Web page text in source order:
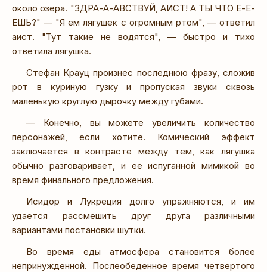
около озера. "ЗДРА-А-АВСТВУЙ, АИСТ! А ТЫ ЧТО Е-Е-
ЕШЬ?" — "Я ем лягушек с огромным ртом", — ответил
аист. "Тут такие не водятся", — быстро и тихо
ответила лягушка.
Стефан Крауц произнес последнюю фразу, сложив
рот в куриную гузку и пропуская звуки сквозь
маленькую круглую дырочку между губами.
— Конечно, вы можете увеличить количество
персонажей, если хотите. Комический эффект
заключается в контрасте между тем, как лягушка
обычно разговаривает, и ее испуганной мимикой во
время финального предложения.
Исидор и Лукреция долго упражняются, и им
удается рассмешить друг друга различными
вариантами постановки шутки.
Во время еды атмосфера становится более
непринужденной. Послеобеденное время четвертого